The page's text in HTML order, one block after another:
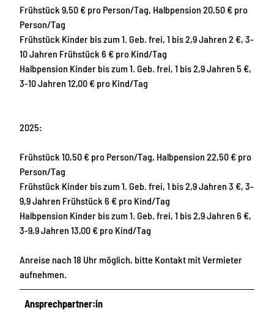
Frühstück 9,50 € pro Person/Tag, Halbpension 20,50 € pro
Person/Tag
Frühstück Kinder bis zum 1. Geb. frei, 1 bis 2,9 Jahren 2 €, 3-
10 Jahren Frühstück 6 € pro Kind/Tag
Halbpension Kinder bis zum 1. Geb. frei, 1 bis 2,9 Jahren 5 €,
3-10 Jahren 12,00 € pro Kind/Tag
2025:
Frühstück 10,50 € pro Person/Tag, Halbpension 22,50 € pro
Person/Tag
Frühstück Kinder bis zum 1. Geb. frei, 1 bis 2,9 Jahren 3 €, 3-
9,9 Jahren Frühstück 6 € pro Kind/Tag
Halbpension Kinder bis zum 1. Geb. frei, 1 bis 2,9 Jahren 6 €,
3-9,9 Jahren 13,00 € pro Kind/Tag
Anreise nach 18 Uhr möglich, bitte Kontakt mit Vermieter
aufnehmen.
Ansprechpartner:in